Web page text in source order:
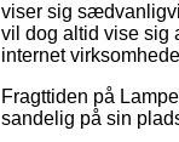
viser sig
vil dog altid vise sig
internet
Fragttiden på
sandelig på sin